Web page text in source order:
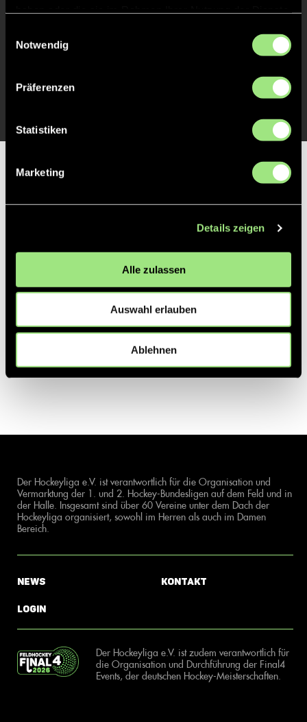
Notwendig
Präferenzen
Statistiken
Marketing
Details zeigen
Alle zulassen
Auswahl erlauben
Ablehnen
13'
13' TOR 1:0, FELDTOR
Partner
Der Hockeyliga e.V. ist verantwortlich für die Organisation und
Vermarktung der 1. und 2. Hockey-Bundesligen auf dem Feld und in
der Halle. Insgesamt sind über 60 Vereine unter dem Dach der
Hockeyliga organisiert, sowohl im Herren als auch im Damen
Bereich.
News
Login
Kontakt
Der Hockeyliga e.V. ist zudem verantwortlich für
die Organisation und Durchführung der Final4
Events, der deutschen Hockey-Meisterschaften.